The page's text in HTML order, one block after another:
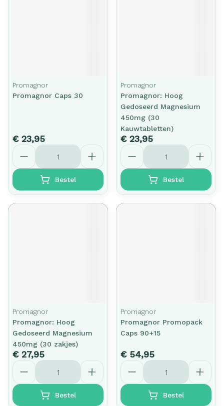
Promagnor
Promagnor Caps 30
€ 23,95
Aantal
Bestel
Promagnor
Promagnor: Hoog
Gedoseerd Magnesium
450mg (30
Kauwtabletten)
€ 23,95
Aantal
Bestel
Promagnor
Promagnor: Hoog
Gedoseerd Magnesium
450mg (30 zakjes)
€ 27,95
Aantal
Bestel
Promagnor
Promagnor Promopack
Caps 90+15
€ 54,95
Aantal
Bestel